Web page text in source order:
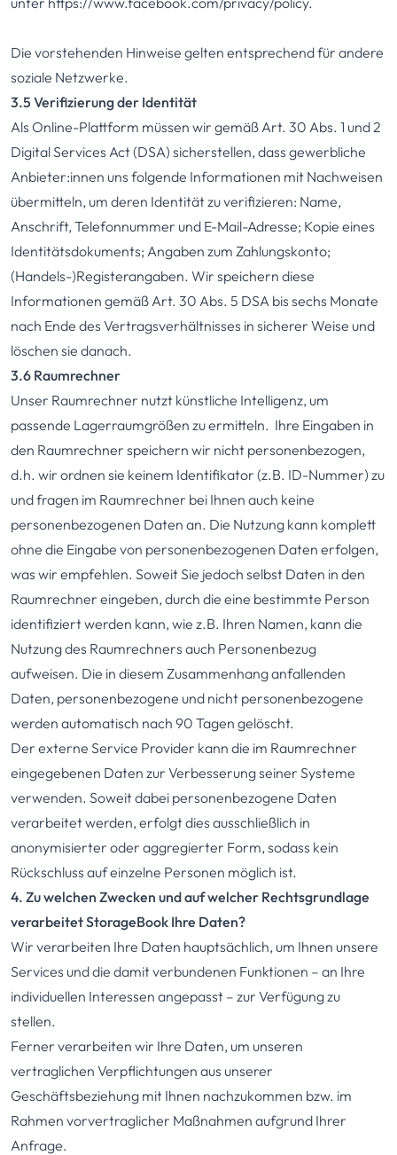
Die vorstehenden Hinweise gelten entsprechend für andere
soziale Netzwerke.
3.5 Verifizierung der Identität
Als Online-Plattform müssen wir gemäß Art. 30 Abs. 1 und 2
Digital Services Act (DSA) sicherstellen, dass gewerbliche
Anbieter:innen uns folgende Informationen mit Nachweisen
übermitteln, um deren Identität zu verifizieren: Name,
Anschrift, Telefonnummer und E-Mail-Adresse; Kopie eines
Identitätsdokuments; Angaben zum Zahlungskonto;
(Handels-)Registerangaben. Wir speichern diese
Informationen gemäß Art. 30 Abs. 5 DSA bis sechs Monate
nach Ende des Vertragsverhältnisses in sicherer Weise und
löschen sie danach.
3.6 Raumrechner
Unser Raumrechner nutzt künstliche Intelligenz, um
passende Lagerraumgrößen zu ermitteln. Ihre Eingaben in
den Raumrechner speichern wir nicht personenbezogen,
d.h. wir ordnen sie keinem Identifikator (z.B. ID-Nummer) zu
und fragen im Raumrechner bei Ihnen auch keine
personenbezogenen Daten an. Die Nutzung kann komplett
ohne die Eingabe von personenbezogenen Daten erfolgen,
was wir empfehlen. Soweit Sie jedoch selbst Daten in den
Raumrechner eingeben, durch die eine bestimmte Person
identifiziert werden kann, wie z.B. Ihren Namen, kann die
Nutzung des Raumrechners auch Personenbezug
aufweisen. Die in diesem Zusammenhang anfallenden
Daten, personenbezogene und nicht personenbezogene
werden automatisch nach 90 Tagen gelöscht.
Der externe Service Provider kann die im Raumrechner
eingegebenen Daten zur Verbesserung seiner Systeme
verwenden. Soweit dabei personenbezogene Daten
verarbeitet werden, erfolgt dies ausschließlich in
anonymisierter oder aggregierter Form, sodass kein
Rückschluss auf einzelne Personen möglich ist.
4. Zu welchen Zwecken und auf welcher Rechtsgrundlage
verarbeitet StorageBook Ihre Daten?
Wir verarbeiten Ihre Daten hauptsächlich, um Ihnen unsere
Services und die damit verbundenen Funktionen – an Ihre
individuellen Interessen angepasst – zur Verfügung zu
stellen.
Ferner verarbeiten wir Ihre Daten, um unseren
vertraglichen Verpflichtungen aus unserer
Geschäftsbeziehung mit Ihnen nachzukommen bzw. im
Rahmen vorvertraglicher Maßnahmen aufgrund Ihrer
Anfrage.